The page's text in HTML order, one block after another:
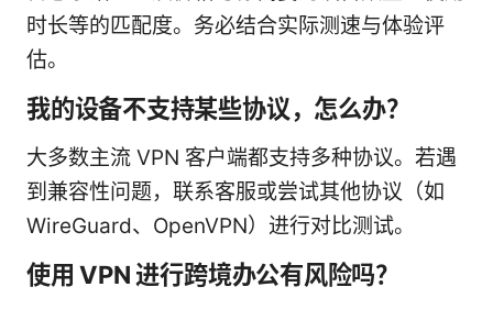
时长等的匹配度。务必结合实际测速与体验评
估。
我的设备不支持某些协议，怎么办？
大多数主流 VPN 客户端都支持多种协议。若遇
到兼容性问题，联系客服或尝试其他协议（如
WireGuard、OpenVPN）进行对比测试。
使用 VPN 进行跨境办公有风险吗？